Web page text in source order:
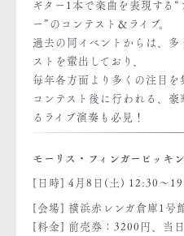
ギター1本で楽曲を表現する“
ー”のコンテスト＆ライブ。
過去の同イベントからは、
ストを輩出しており、
毎年各方面より多くの注目を
コンテスト後に行われる、
るライブ演奏も必見！
モーリス・フィンガーピッキ
[日時] 4月8日(土) 12:30～
[会場] 横浜赤レンガ倉庫1号
[料金] 前売券：3200円、当